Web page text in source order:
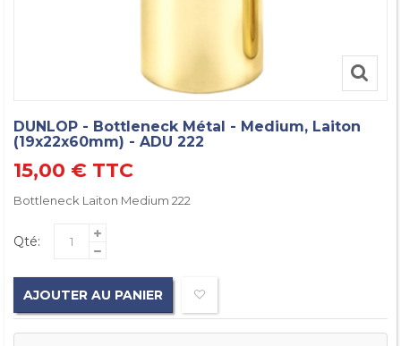
DUNLOP - Bottleneck Métal - Medium, Laiton
(19x22x60mm) - ADU 222
15,00 € TTC
Bottleneck Laiton Medium 222
Qté:
AJOUTER AU PANIER